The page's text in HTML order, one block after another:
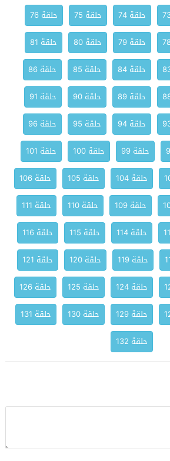
حلقة 74 حلقة 75
حلقة 76
حلقة 79 حلقة 80
حلقة 81
حلقة 84 حلقة 85
حلقة 86
حلقة 89 حلقة 90
حلقة 91
حلقة 94 حلقة 95
حلقة 96
حلقة 99 حلقة 100
حلقة 101
حلقة 104 حلقة 105
حلقة 106
حلقة 109 حلقة 110
حلقة 111
حلقة 114 حلقة 115
حلقة 116
حلقة 119 حلقة 120
حلقة 121
حلقة 124 حلقة 125
حلقة 126
حلقة 129 حلقة 130
حلقة 131
حلقة 132